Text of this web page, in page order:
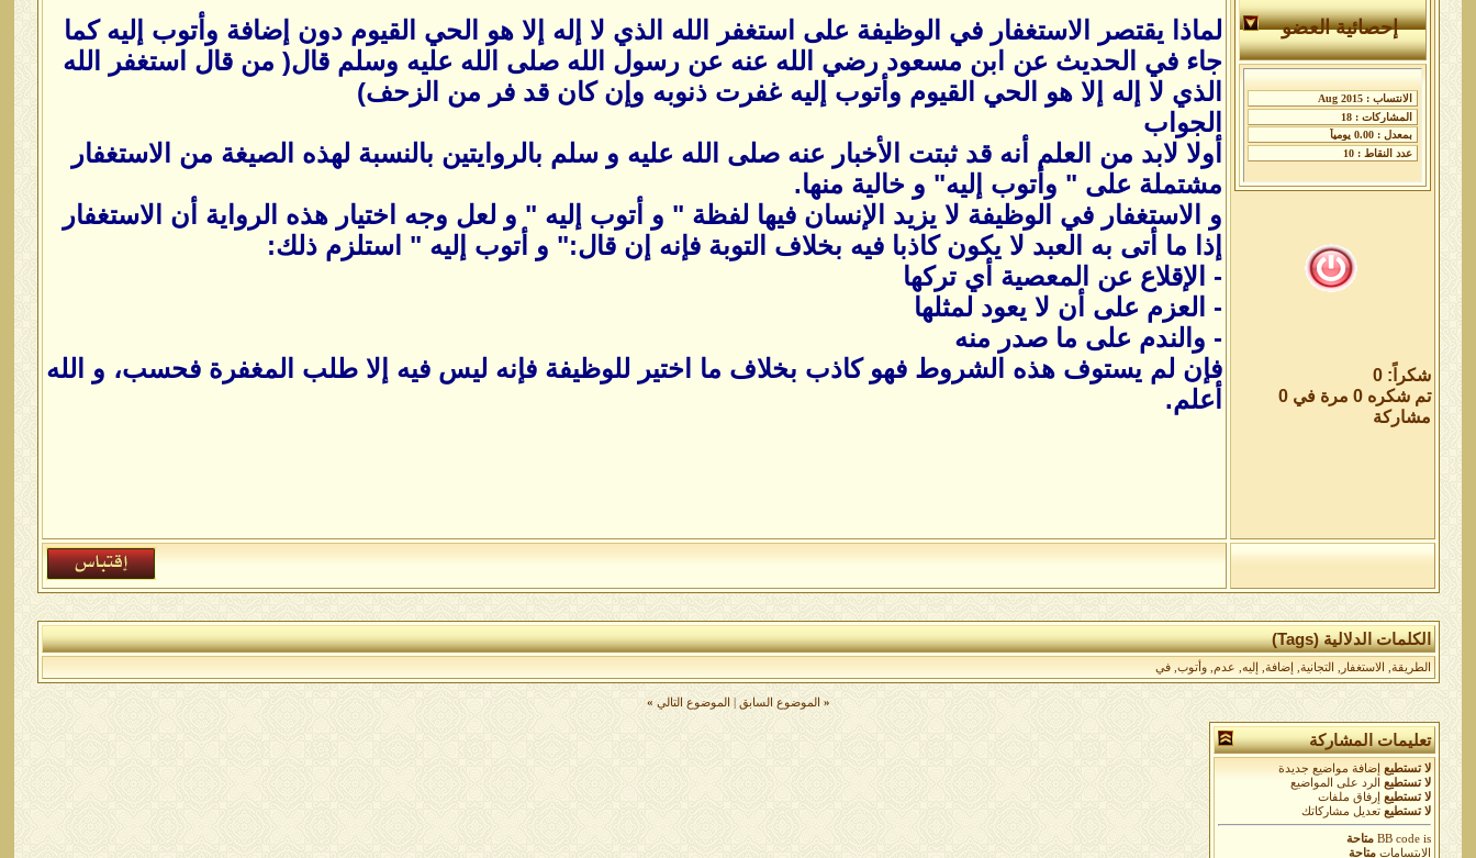
إحصائية العضو
شكراً: 0
تم شكره 0 مرة في 0
مشاركة
لماذا يقتصر الاستغفار في الوظيفة على استغفر الله الذي لا إله إلا هو الحي القيوم دون إضافة وأتوب إليه كما
جاء في الحديث عن ابن مسعود رضي الله عنه عن رسول الله صلى الله عليه وسلم قال( من قال استغفر الله
الذي لا إله إلا هو الحي القيوم وأتوب إليه غفرت ذنوبه وإن كان قد فر من الزحف)
الجواب
أولا لابد من العلم أنه قد ثبتت الأخبار عنه صلى الله عليه و سلم بالروايتين بالنسبة لهذه الصيغة من الاستغفار
مشتملة على " وأتوب إليه" و خالية منها.
و الاستغفار في الوظيفة لا يزيد الإنسان فيها لفظة " و أتوب إليه " و لعل وجه اختيار هذه الرواية أن الاستغفار
إذا ما أتى به العبد لا يكون كاذبا فيه بخلاف التوبة فإنه إن قال:" و أتوب إليه " استلزم ذلك:
- الإقلاع عن المعصية أي تركها
- العزم على أن لا يعود لمثلها
- والندم على ما صدر منه
فإن لم يستوف هذه الشروط فهو كاذب بخلاف ما اختير للوظيفة فإنه ليس فيه إلا طلب المغفرة فحسب، و الله
أعلم.
الكلمات الدلالية (Tags)
الطريقة الاستغفار التجانية إضافة إليه عدم ,وأتوب ,في
« الموضوع السابق الموضوع التالي »
تعليمات المشاركة
لا تستطيع
إضافة مواضيع جديدة
لا تستطيع
الرد على المواضيع
لا تستطيع
إرفاق ملفات
لا تستطيع تعديل مشاركاتك
BB codeis
متاحة
الابتسامات متاحة